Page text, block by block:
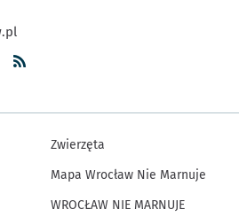
Zwierzęta
Mapa Wrocław Nie Marnuje
WROCŁAW NIE MARNUJE